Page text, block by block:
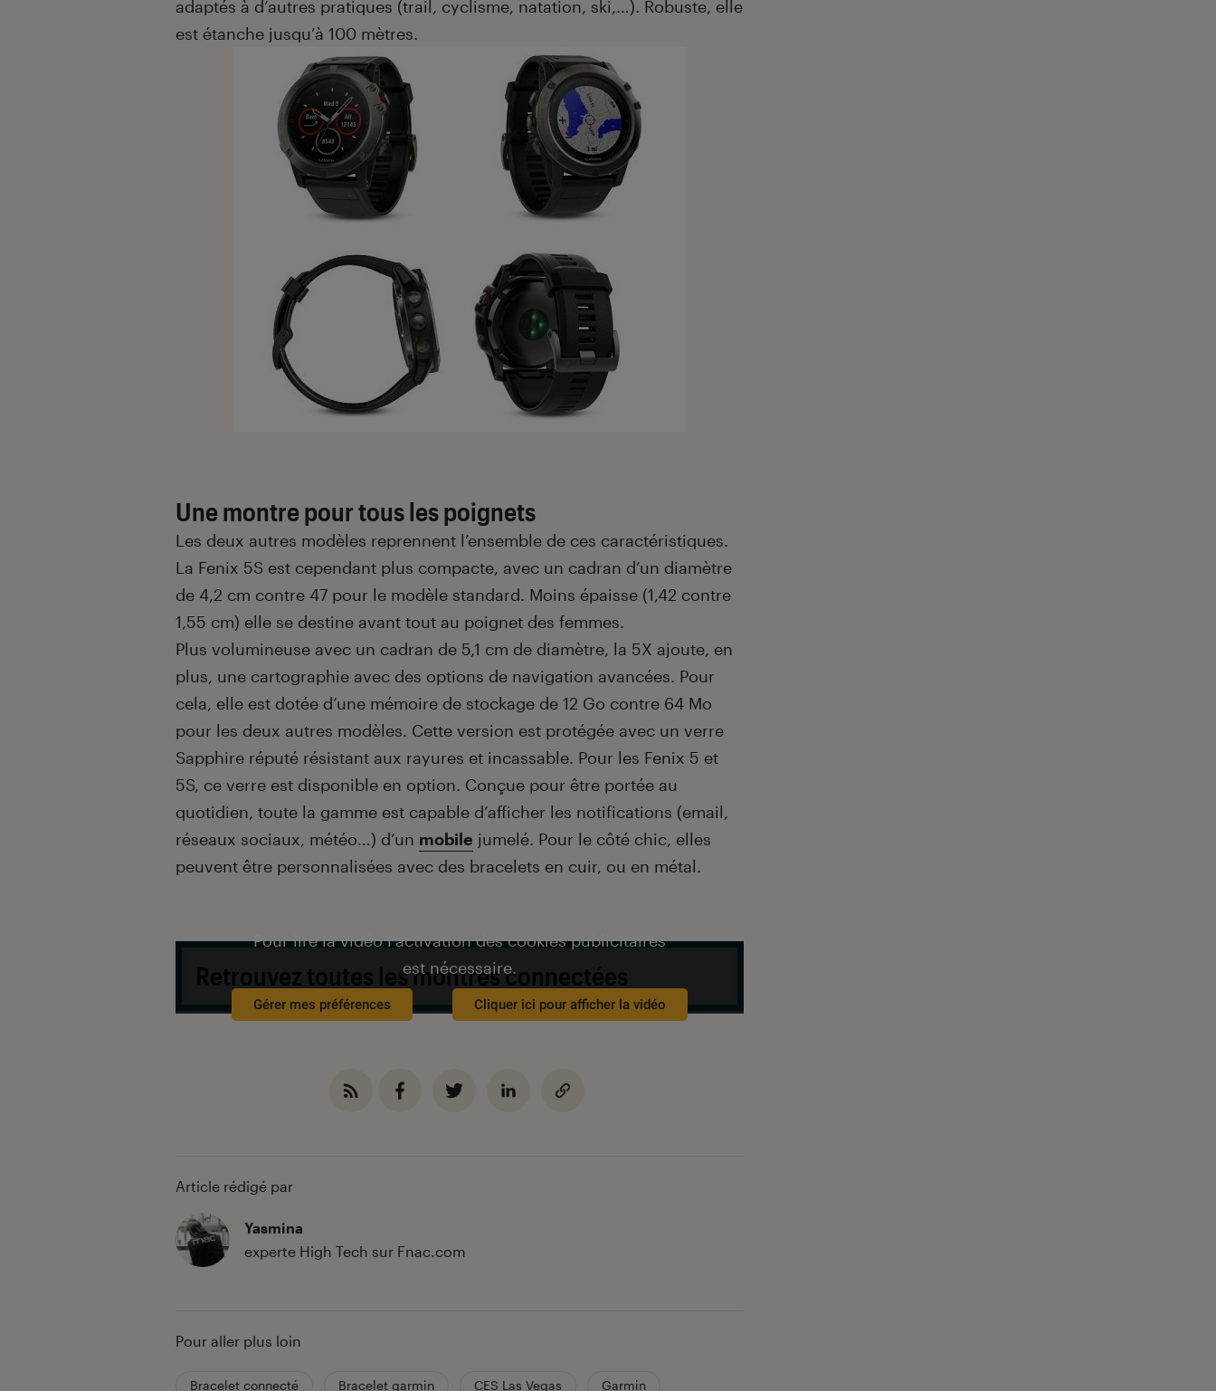
adaptés à d’autres pratiques (trail, cyclisme, natation, ski,…). Robuste, elle
est étanche jusqu’à 100 mètres.
Une montre pour tous les poignets
Les deux autres modèles reprennent l’ensemble de ces caractéristiques.
La Fenix 5S est cependant plus compacte, avec un cadran d’un diamètre
de 4,2 cm contre 47 pour le modèle standard. Moins épaisse (1,42 contre
1,55 cm) elle se destine avant tout au poignet des femmes.
Plus volumineuse avec un cadran de 5,1 cm de diamètre, la 5X ajoute, en
plus, une cartographie avec des options de navigation avancées. Pour
cela, elle est dotée d’une mémoire de stockage de 12 Go contre 64 Mo
pour les deux autres modèles. Cette version est protégée avec un verre
Sapphire réputé résistant aux rayures et incassable. Pour les Fenix 5 et
5S, ce verre est disponible en option. Conçue pour être portée au
quotidien, toute la gamme est capable d’afficher les notifications (email,
réseaux sociaux, météo…) d’un mobile jumelé. Pour le côté chic, elles
peuvent être personnalisées avec des bracelets en cuir, ou en métal.
Pour lire la vidéo l’activation des cookies publicitaires
est nécessaire.
Gérer mes préférences Cliquer ici pour afficher la vidéo
Retrouvez toutes les montres connectées
Article rédigé par
Yasmina
experte High Tech sur Fnac.com
Pour aller plus loin
Bracelet connecté Bracelet garmin CES Las Vegas Garmin